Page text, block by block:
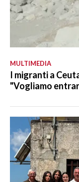
MULTIMEDIA
I migranti a
"Vogliamo